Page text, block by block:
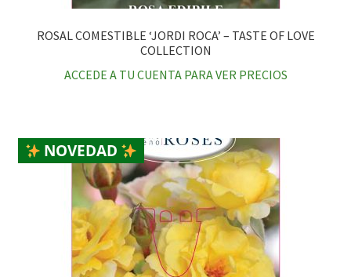
ROSAL COMESTIBLE ‘JORDI ROCA’ – TASTE OF LOVE
COLLECTION
ACCEDE A TU CUENTA PARA VER PRECIOS
NOVEDAD